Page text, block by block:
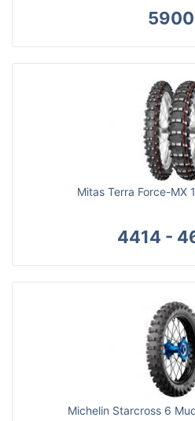
5900
Mitas Terra Force-MX
4414 -
Michelin Starcross 6